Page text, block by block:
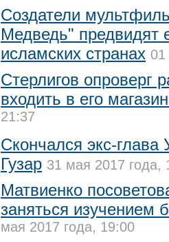
Создатели
Медведь" предвидят
исламских странах
Стерлигов опроверг
входить в его
21:37
Скончался экс-
Гузар 31 мая 2017 года,
Матвиенко
заняться изучением
мая 2017 года, 19:00